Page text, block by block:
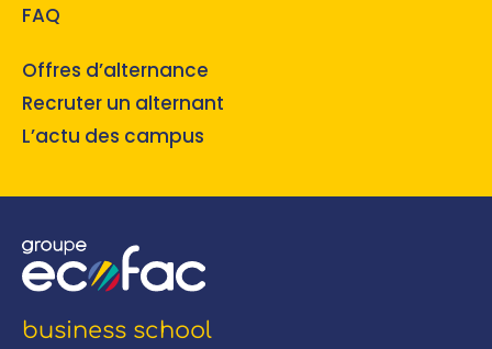
FAQ
Offres d’alternance
Recruter un alternant
L’actu des campus
business school